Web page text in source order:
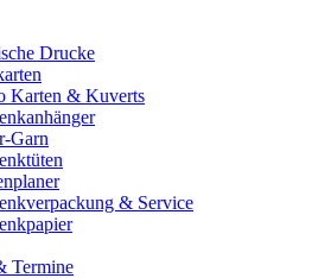
Drucke
Karten & Kuverts
Garn
& Service
Termine